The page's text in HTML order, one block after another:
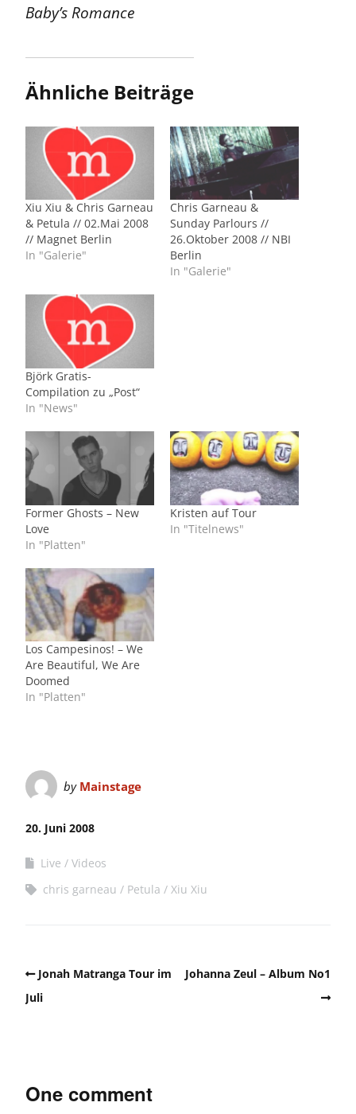
Baby’s Romance
Ähnliche Beiträge
Xiu Xiu & Chris Garneau
& Petula // 02.Mai 2008
// Magnet Berlin
In "Galerie"
Chris Garneau &
Sunday Parlours //
26.Oktober 2008 // NBI
Berlin
In "Galerie"
Björk Gratis-
Compilation zu „Post“
In "News"
Former Ghosts – New
Love
In "Platten"
Kristen auf Tour
In "Titelnews"
Los Campesinos! – We
Are Beautiful, We Are
Doomed
In "Platten"
by Mainstage
20. Juni 2008
Live
Videos
chris garneau
Petula Xiu Xiu
Jonah Matranga Tour im
Juli
Johanna Zeul – Album No1
One comment